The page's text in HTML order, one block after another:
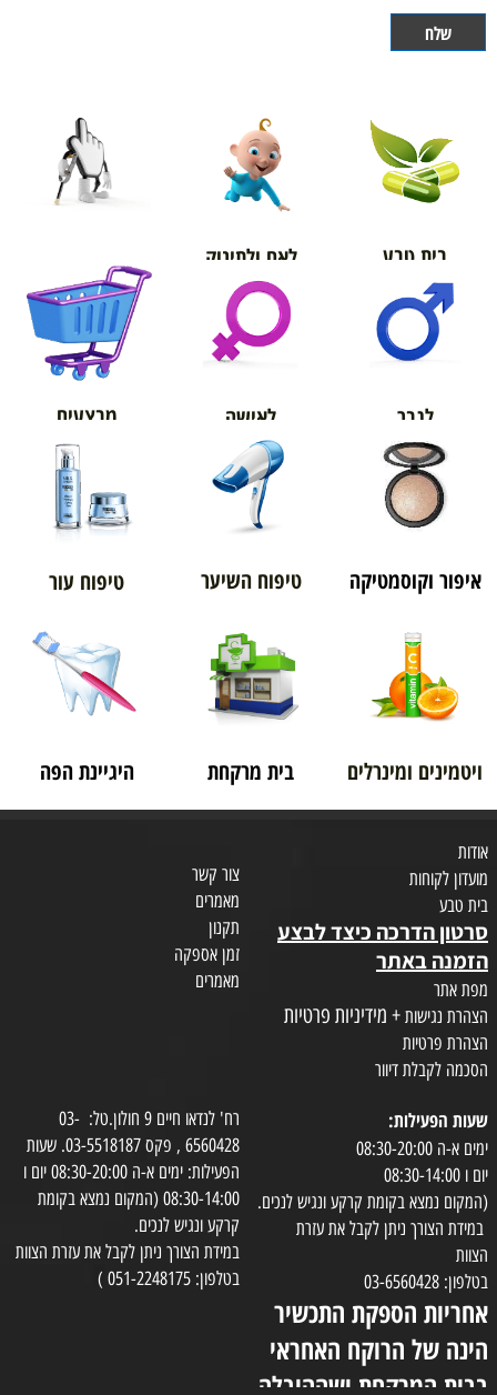
בית טבע לאם ולתינוק
אורטופדיה
לגבר לאישה מבצעים
איפור וקוסמטיקה טיפוח השיער טיפוח עור
ויטמינים ומינרלים בית מרקחת היגיינת הפה
אודות
מועדון לקוחות
בית טבע
סרטון הדרכה כיצד לבצע
הזמנה באתר
מפת אתר
הצהרת נגישות + מידיניות פרטיות
הצהרת פרטיות
הסכמה לקבלת דיוור
צור קשר
מאמרים
תקנון
זמן אספקה
מאמרים
שעות הפעילות:
ימים א-ה 08:30-20:00
יום ו 08:30-14:00
(המקום נמצא בקומת קרקע ונגיש לנכים.
במידת הצורך ניתן לקבל את עזרת
הצוות
בטלפון: 03-6560428
אחריות הספקת התכשיר
הינה של הרוקח האחראי
בבית המרקחת ושההובלה
רח' לנדאו חיים 9 חולון.טל: 03-
6560428 , פקס 03-5518187. שעות
הפעילות: ימים א-ה 08:30-20:00 יום ו
08:30-14:00 (המקום נמצא בקומת
קרקע ונגיש לנכים.
במידת הצורך ניתן לקבל את עזרת הצוות
בטלפון: 051-2248175 )